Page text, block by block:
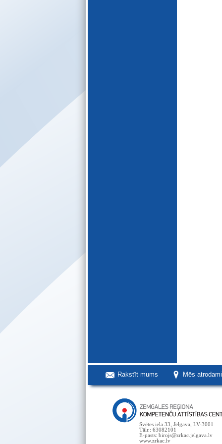
Rakstīt mums Mēs
Svētes iela 33, Jelgava, LV-3001
Tālr.: 63082101
E-pasts: birojs@zrkac.jelgava.lv
www.zrkac.lv